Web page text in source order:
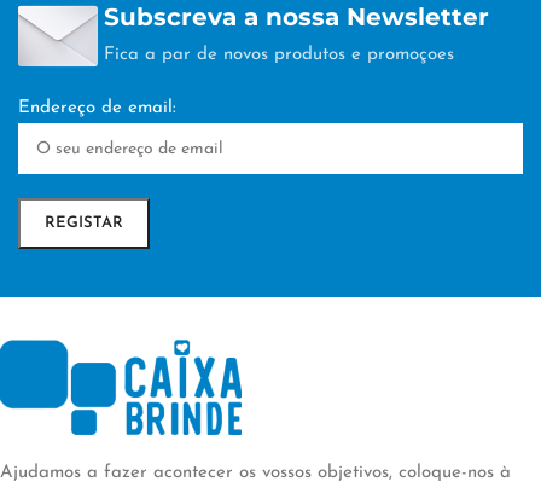
DTF/Serigrafia DTF/Serigrafia
Subscreva a nossa Newsletter
Fica a par de novos produtos e promoçoes
Endereço de email:
Ajudamos a fazer acontecer os vossos objetivos, coloque-nos à